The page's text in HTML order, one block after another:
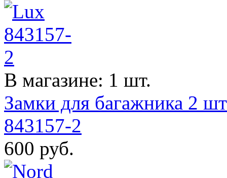
В магазине: 1 шт.
Замки для багажника 2
843157-2
600 руб.